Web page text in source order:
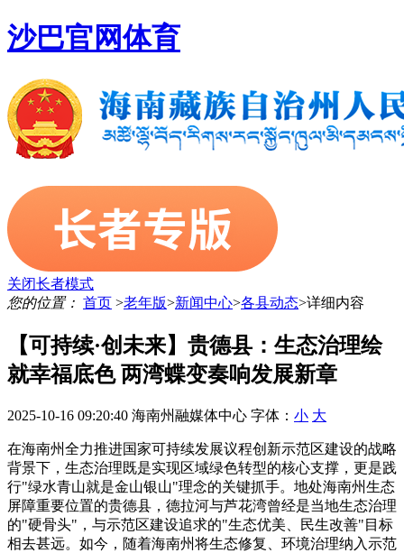
沙巴官网体育
关闭长者模式
您的位置： 首页 >老年版>新闻中心>各县动态>详细内容
【可持续·创未来】贵德县：生态治理绘
就幸福底色 两湾蝶变奏响发展新章
2025-10-16 09:20:40 海南州融媒体中心 字体： 小 大
在海南州全力推进国家可持续发展议程创新示范区建设的战略
背景下，生态治理既是实现区域绿色转型的核心支撑，更是践
行"绿水青山就是金山银山"理念的关键抓手。地处海南州生态
屏障重要位置的贵德县，德拉河与芦花湾曾经是当地生态治理
的"硬骨头"，与示范区建设追求的"生态优美、民生改善"目标
相去甚远。如今，随着海南州将生态修复、环境治理纳入示范